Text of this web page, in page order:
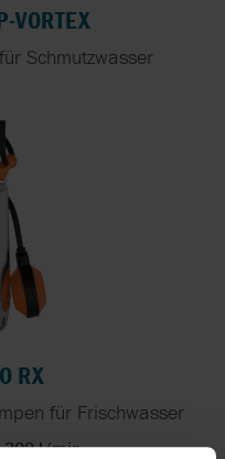
VORTEX
Schmutzwasser
RX
für Frischwasser
300 l/min